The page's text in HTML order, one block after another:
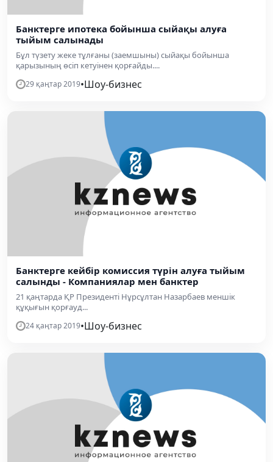
Банктерге ипотека бойынша сыйақы алуға
тыйым салынады
Бұл түзету жеке тұлғаны (заемшыны) сыйақы бойынша
қарызының өсіп кетуінен қорғайды....
29 қаңтар 2019•Шоу-бизнес
Банктерге кейбір комиссия түрін алуға тыйым
салынды - Компаниялар мен банктер
21 қаңтарда ҚР Президенті Нұрсұлтан Назарбаев меншік
құқығын қорғауд...
24 қаңтар 2019•Шоу-бизнес